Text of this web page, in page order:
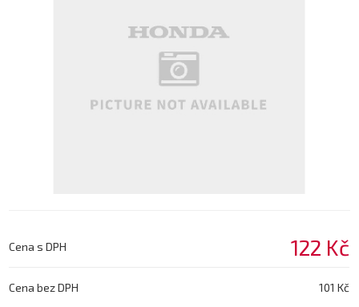
Cena s DPH 122 Kč
Cena bez DPH 101 Kč